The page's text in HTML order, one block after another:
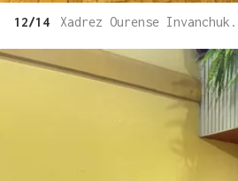
12/14 Xadrez Ourense Invanchuk.